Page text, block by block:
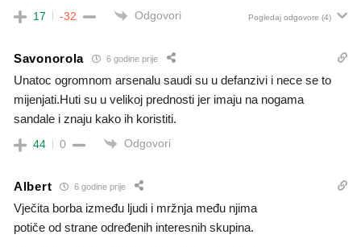
17 -32 Odgovori Pogledaj odgovore (4)
Savonorola 6 godine prije
Unatoc ogromnom arsenalu saudi su u defanzivi i nece se to
mijenjati.Huti su u velikoj prednosti jer imaju na nogama
sandale i znaju kako ih koristiti.
44 0 Odgovori
Albert 6 godine prije
Vječita borba između ljudi i mržnja među njima
potiče od strane određenih interesnih skupina.